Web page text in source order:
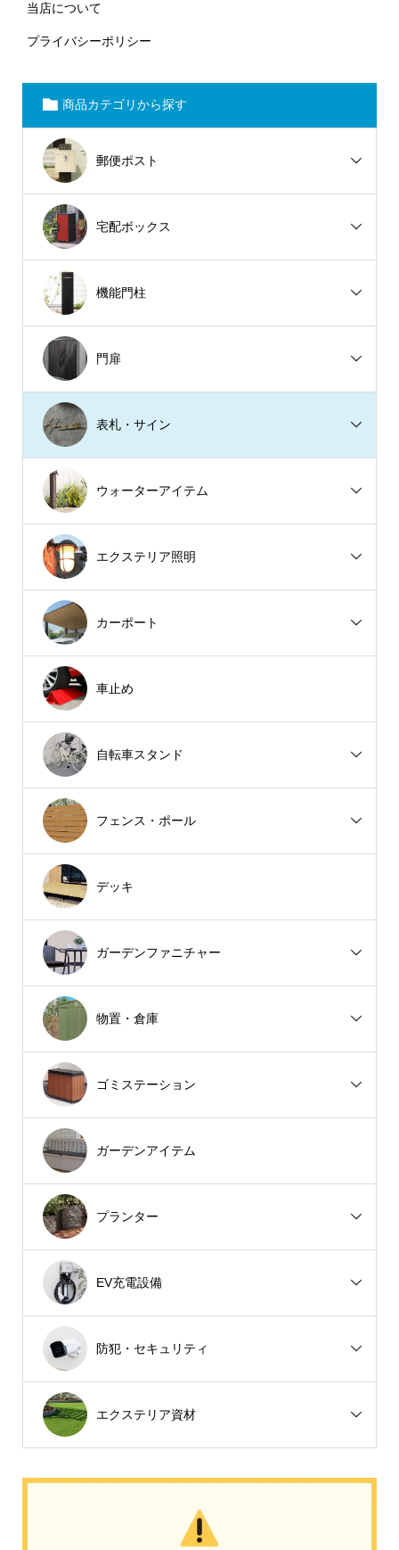
当店について
プライバシーポリシー
商品カテゴリから探す
郵便ポスト
宅配ボックス
機能門柱
門扉
表札・サイン
ウォーターアイテム
エクステリア照明
カーポート
車止め
自転車スタンド
フェンス・ポール
デッキ
ガーデンファニチャー
物置・倉庫
ゴミステーション
ガーデンアイテム
プランター
EV充電設備
防犯・セキュリティ
エクステリア資材